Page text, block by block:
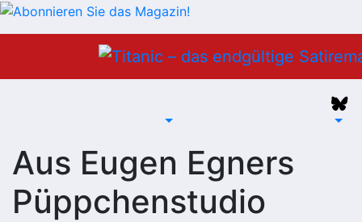
Aus Eugen Egners
Püppchenstudio